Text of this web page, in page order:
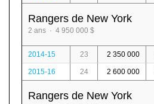
Rangers de New York
2 ans · 4 950 000 $
2014-15 23 2 350 000
2015-16 24 2 600 000
Rangers de New York